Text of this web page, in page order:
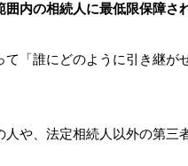
内の相続人に最低限保障さ
て「誰にどのように引き継が
人や、法定相続人以外の第三